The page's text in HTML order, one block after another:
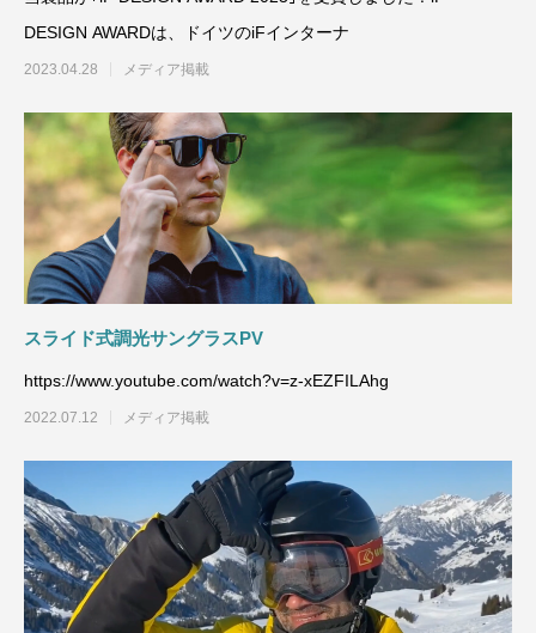
DESIGN AWARDは、ドイツのiFインターナ
2023.04.28 メディア掲載
スライド式調光サングラスPV
https://www.youtube.com/watch?v=z-xEZFILAhg
2022.07.12 メディア掲載